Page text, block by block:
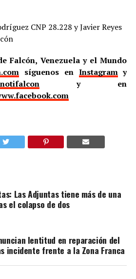
CNP 28.228 y Javier Reyes
Falcón, Venezuela y el Mundo
síguenos en Instagramy
y en
Las Adjuntas tiene más de una
el colapso de dos
lentitud en reparación del
incidente frente a la Zona Franca